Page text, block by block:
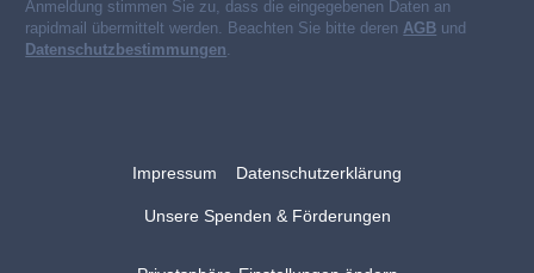
Anmeldung stimmen Sie zu, dass die eingegebenen Daten an
rapidmail übermittelt werden. Beachten Sie bitte derenAGB und
Datenschutzbestimmungen.
Impressum Datenschutzerklärung
Unsere Spenden & Förderungen